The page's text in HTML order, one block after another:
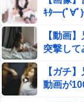
ｷﾀ━(ﾟ∀
【動画
突撃して
【ガチ
動画が